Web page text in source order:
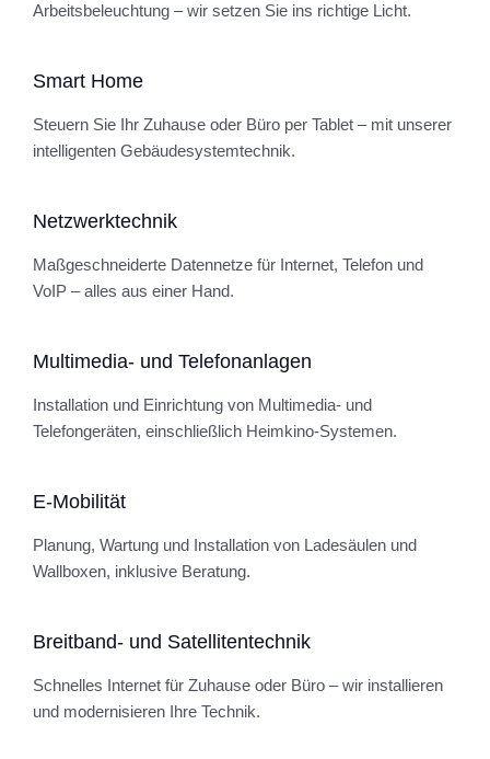
Arbeitsbeleuchtung – wir setzen Sie ins richtige Licht.
Smart Home
Steuern Sie Ihr Zuhause oder Büro per Tablet – mit unserer
intelligenten Gebäudesystemtechnik.
Netzwerktechnik
Maßgeschneiderte Datennetze für Internet, Telefon und
VoIP – alles aus einer Hand.
Multimedia- und Telefonanlagen
Installation und Einrichtung von Multimedia- und
Telefongeräten, einschließlich Heimkino-Systemen.
E-Mobilität
Planung, Wartung und Installation von Ladesäulen und
Wallboxen, inklusive Beratung.
Breitband- und Satellitentechnik
Schnelles Internet für Zuhause oder Büro – wir installieren
und modernisieren Ihre Technik.